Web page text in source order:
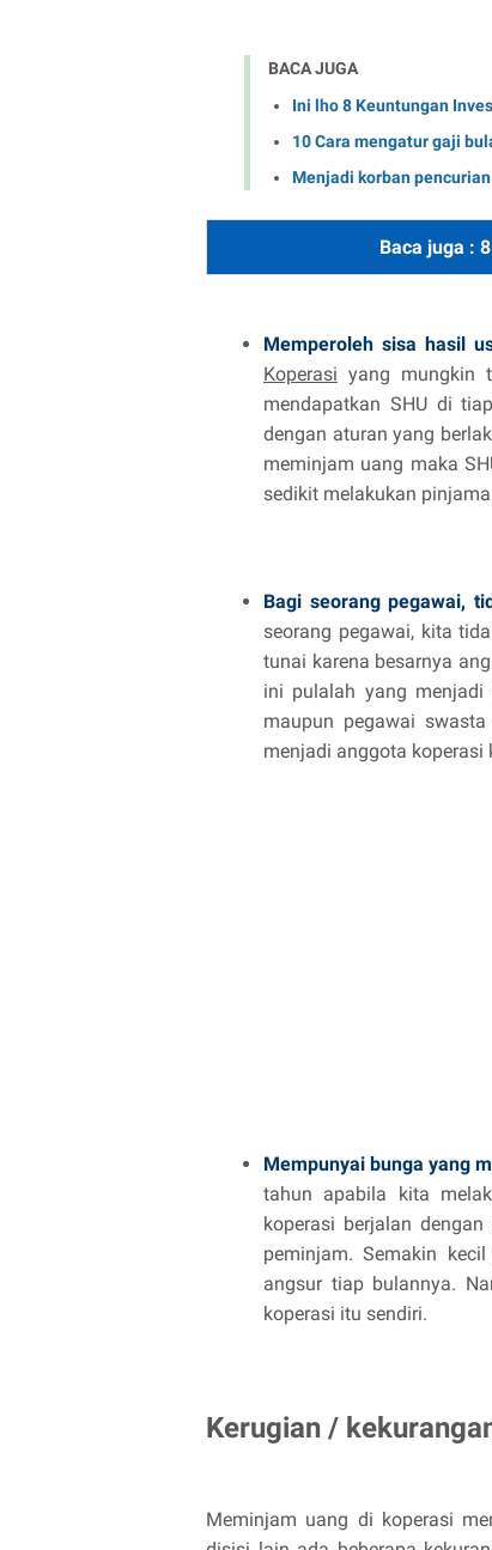
BACA JUGA
Ini lho 8 Keuntungan
10 Cara mengatur gaji
Menjadi korban
Baca juga :
Memperoleh sisa hasil
Koperasi yang mungkin
mendapatkan SHU di
dengan aturan yang
meminjam uang maka
sedikit melakukan
Bagi seorang pegawai,
seorang pegawai, kita
tunai karena besarnya
ini pulalah yang menjadi
maupun pegawai swasta
menjadi anggota
Mempunyai bunga yang
tahun apabila kita
koperasi berjalan
peminjam. Semakin
angsur tiap bulannya.
koperasi itu sendiri.
Kerugian /
Meminjam uang di koperasi